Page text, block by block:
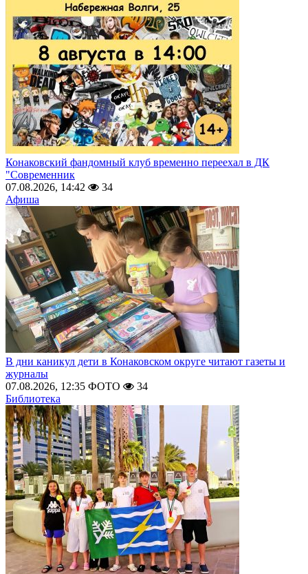
Конаковский фандомный клуб временно переехал в ДК
"Современник
07.08.2026, 14:42
34
Афиша
В дни каникул дети в Конаковском округе читают газеты и
журналы
07.08.2026, 12:35 ФОТО
34
Библиотека